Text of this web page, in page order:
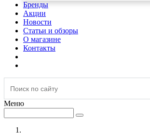
Бренды
Акции
Новости
Статьи и обзоры
О магазине
Контакты
Меню